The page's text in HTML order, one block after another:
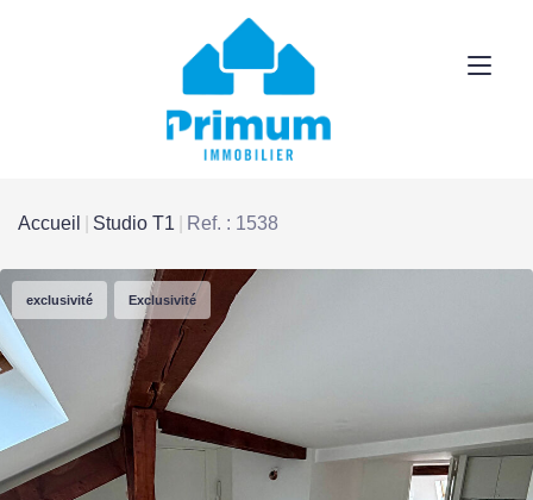
Accueil Studio T1 Ref. : 1538
exclusivité Exclusivité